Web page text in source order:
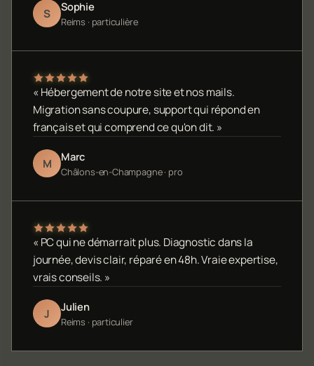
S Sophie
Reims · particulière
« Hébergement de notre site et nos mails.
Migration sans coupure, support qui répond en
français et qui comprend ce qu'on dit. »
M Marc
Châlons-en-Champagne · pro
« PC qui ne démarrait plus. Diagnostic dans la
journée, devis clair, réparé en 48h. Vraie expertise,
vrais conseils. »
J Julien
Reims · particulier